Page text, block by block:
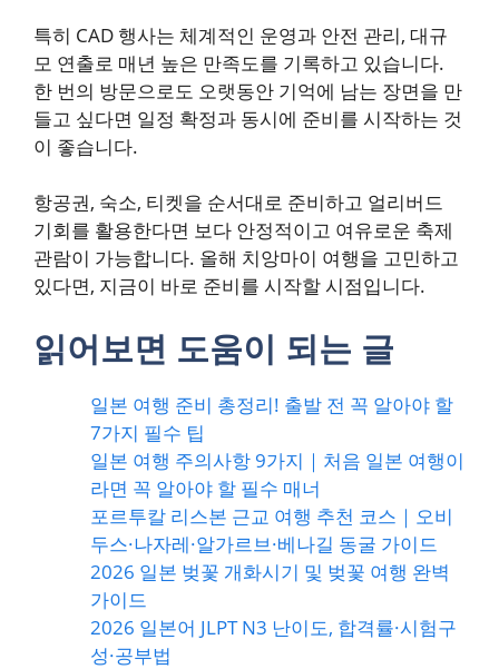
특히 CAD 행사는 체계적인 운영과 안전 관리, 대규
모 연출로 매년 높은 만족도를 기록하고 있습니다.
한 번의 방문으로도 오랫동안 기억에 남는 장면을 만
들고 싶다면 일정 확정과 동시에 준비를 시작하는 것
이 좋습니다.
항공권, 숙소, 티켓을 순서대로 준비하고 얼리버드
기회를 활용한다면 보다 안정적이고 여유로운 축제
관람이 가능합니다. 올해 치앙마이 여행을 고민하고
있다면, 지금이 바로 준비를 시작할 시점입니다.
읽어보면 도움이 되는 글
일본 여행 준비 총정리! 출발 전 꼭 알아야 할
7가지 필수 팁
일본 여행 주의사항 9가지｜처음 일본 여행이
라면 꼭 알아야 할 필수 매너
포르투칼 리스본 근교 여행 추천 코스｜오비
두스·나자레·알가르브·베나길 동굴 가이드
2026 일본 벚꽃 개화시기 및 벚꽃 여행 완벽
가이드
2026 일본어 JLPT N3 난이도, 합격률·시험구
성·공부법